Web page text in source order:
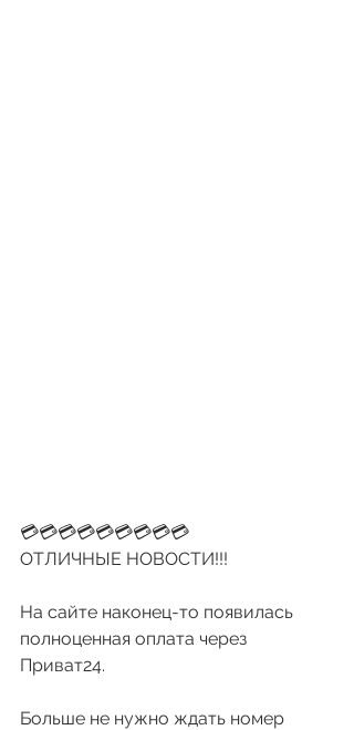
💳💳💳💳💳💳💳💳💳
ОТЛИЧНЫЕ НОВОСТИ!!!
На сайте наконец-то появилась
полноценная оплата через
Приват24.
Больше не нужно ждать номер